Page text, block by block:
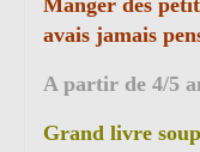
Manger des
avais jamais
A partir de 4/5
Grand livre